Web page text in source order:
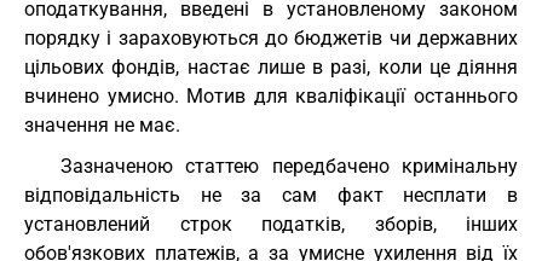
оподаткування, введені в установленому законом
порядку і зараховуються до бюджетів чи державних
цільових фондів, настає лише в разі, коли це діяння
вчинено умисно. Мотив для кваліфікації останнього
значення не має.
Зазначеною статтею передбачено кримінальну
відповідальність не за сам факт несплати в
установлений строк податків, зборів, інших
обов'язкових платежів, а за умисне ухилення від їх